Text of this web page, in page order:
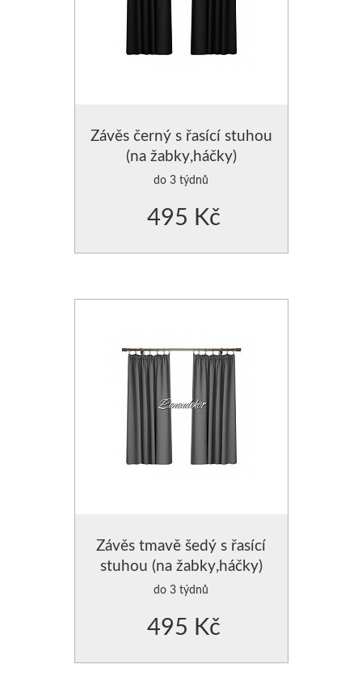
Závěs černý s řasící stuhou
(na žabky,háčky)
do 3 týdnů
495 Kč
Závěs tmavě šedý s řasící
stuhou (na žabky,háčky)
do 3 týdnů
495 Kč